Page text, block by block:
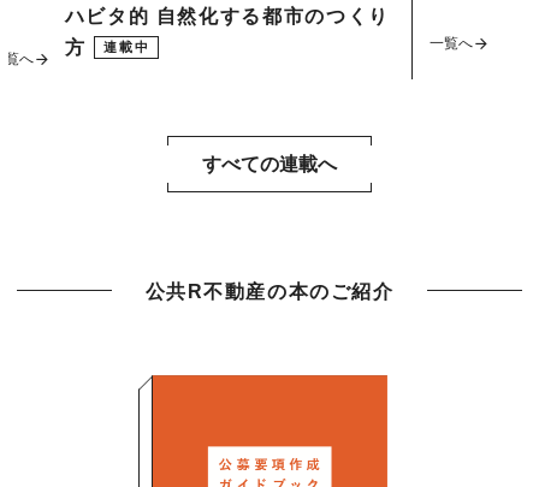
ハビタ的 自然化する都市のつくり
方
連載中
一覧へ
覧へ
すべての連載へ
公共R不動産の本のご紹介